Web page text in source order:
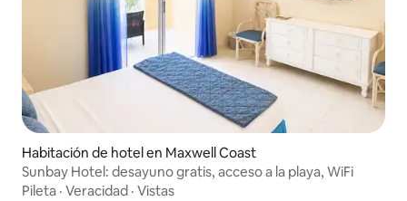
Habitación de hotel en Maxwell Coast
Sunbay Hotel: desayuno gratis, acceso a la playa, WiFi
Pileta · Veracidad · Vistas